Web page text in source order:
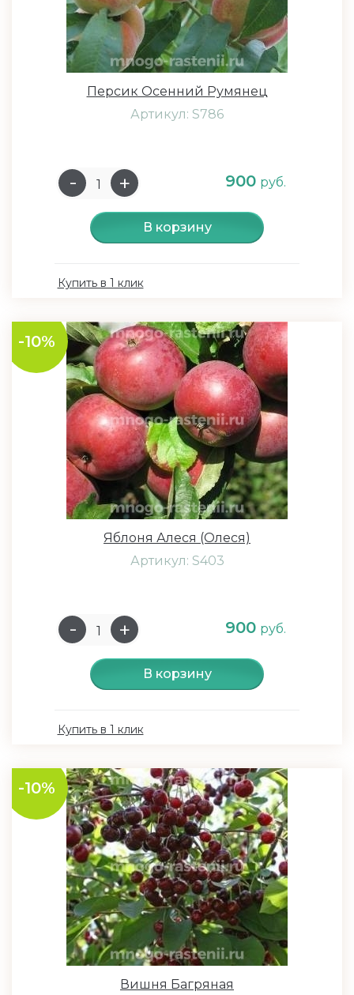
Персик Осенний Румянец
Артикул: S786
900 руб.
В корзину
Купить в 1 клик
-10%
Яблоня Алеся (Олеся)
Артикул: S403
900 руб.
В корзину
Купить в 1 клик
-10%
Вишня Багряная